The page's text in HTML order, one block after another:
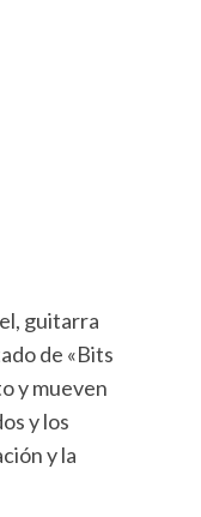
guitarra
de «Bits
y mueven
y los
y la